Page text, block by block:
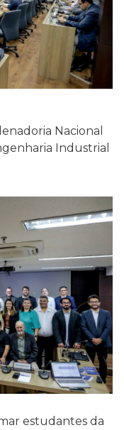
Nacional
Industrial
estudantes da